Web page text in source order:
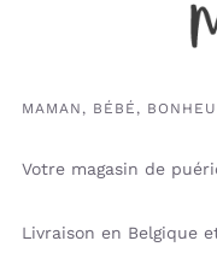
MAMAN, BÉBÉ,
Votre magasin de
Livraison en Belgique